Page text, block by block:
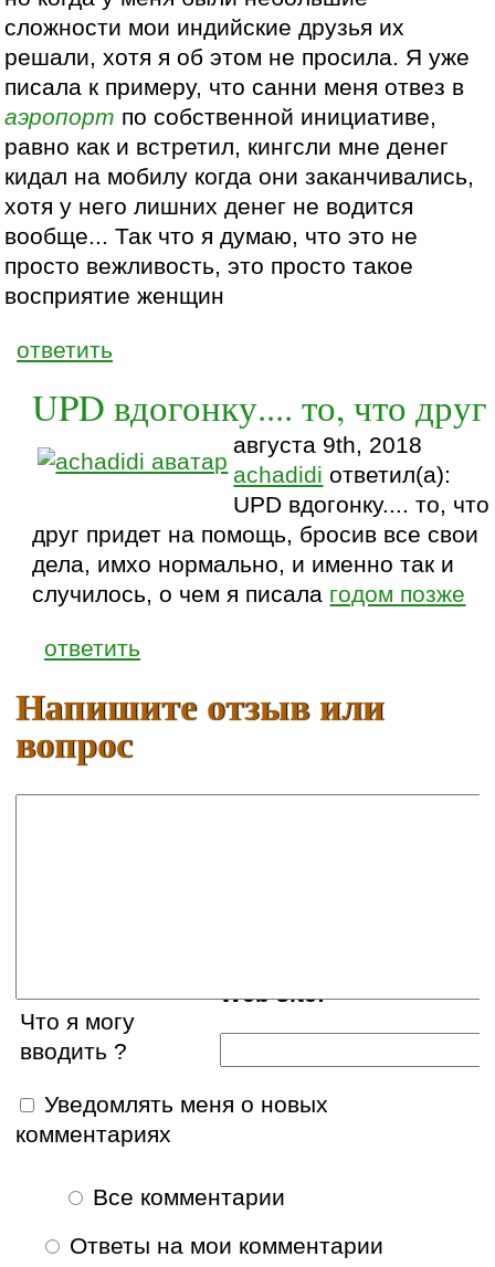
сложности мои индийские друзья их
решали, хотя я об этом не просила. Я уже
писала к примеру, что санни меня отвез в
аэропорт по собственной инициативе,
равно как и встретил, кингсли мне денег
кидал на мобилу когда они заканчивались,
хотя у него лишних денег не водится
вообще... Так что я думаю, что это не
просто вежливость, это просто такое
восприятие женщин
ответить
UPD вдогонку.... то, что друг
августа 9th, 2018
achadidi ответил(а):
UPD вдогонку.... то, что
друг придет на помощь, бросив все свои
дела, имхо нормально, и именно так и
случилось, о чем я писала годом позже
ответить
Напишите отзыв или
вопрос
Web site:
Что я могу
вводить ?
Уведомлять меня о новых
комментариях
Все комментарии
Ответы на мои комментарии